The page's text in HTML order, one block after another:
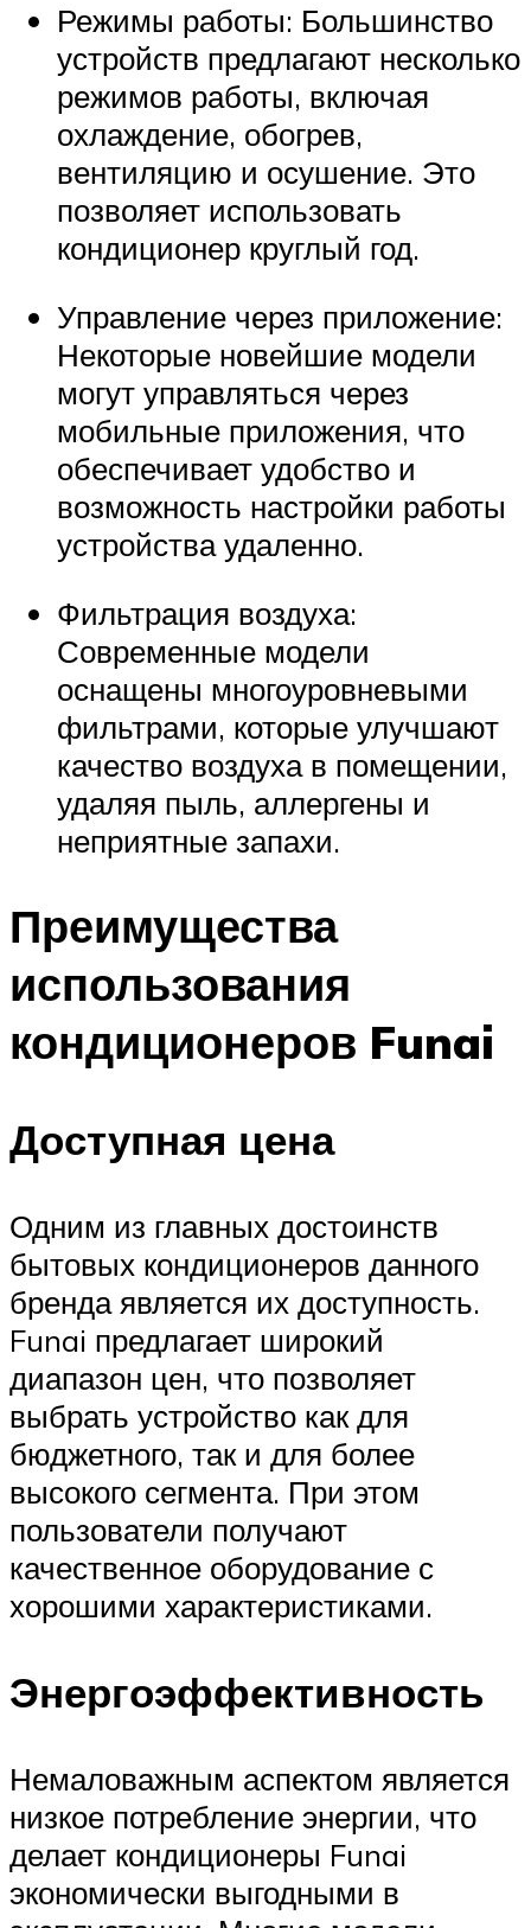
Режимы работы: Большинство
устройств предлагают несколько
режимов работы, включая
охлаждение, обогрев,
вентиляцию и осушение. Это
позволяет использовать
кондиционер круглый год.
Управление через приложение:
Некоторые новейшие модели
могут управляться через
мобильные приложения, что
обеспечивает удобство и
возможность настройки работы
устройства удаленно.
Фильтрация воздуха:
Современные модели
оснащены многоуровневыми
фильтрами, которые улучшают
качество воздуха в помещении,
удаляя пыль, аллергены и
неприятные запахи.
Преимущества
использования
кондиционеров Funai
Доступная цена
Одним из главных достоинств
бытовых кондиционеров данного
бренда является их доступность.
Funai предлагает широкий
диапазон цен, что позволяет
выбрать устройство как для
бюджетного, так и для более
высокого сегмента. При этом
пользователи получают
качественное оборудование с
хорошими характеристиками.
Энергоэффективность
Немаловажным аспектом является
низкое потребление энергии, что
делает кондиционеры Funai
экономически выгодными в